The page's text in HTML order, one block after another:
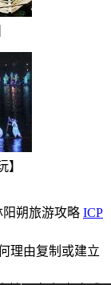
】
阳朔旅游攻略 ICP
理由复制或建立